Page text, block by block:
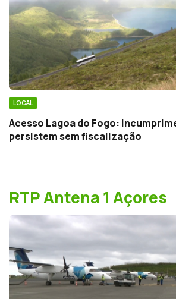
LOCAL
Acesso Lagoa do Fogo:
persistem sem fiscalização
RTP Antena 1 Açores